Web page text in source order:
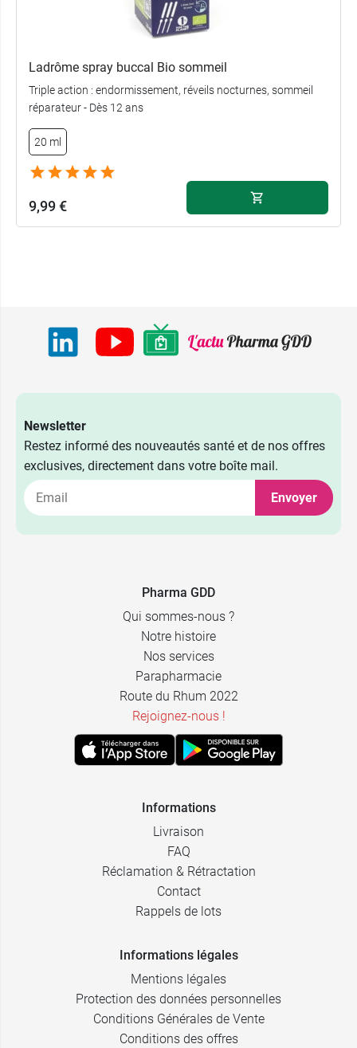
Ladrôme spray buccal Bio sommeil
Triple action : endormissement, réveils nocturnes, sommeil
réparateur - Dès 12 ans
20 ml
9,99 €
Newsletter
Restez informé des nouveautés santé et de nos offres
exclusives, directement dans votre boîte mail.
Envoyer
Pharma GDD
Qui sommes-nous ?
Notre histoire
Nos services
Parapharmacie
Route du Rhum 2022
Rejoignez-nous !
Informations
Livraison
FAQ
Réclamation & Rétractation
Contact
Rappels de lots
Informations légales
Mentions légales
Protection des données personnelles
Conditions Générales de Vente
Conditions des offres